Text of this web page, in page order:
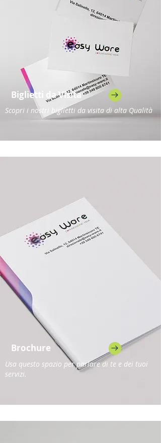
Biglietti da Visita
Scopri i nostri biglietti da visita di alta Qualità
Brochure
Usa questo spazio per parlare di te e dei tuoi
servizi.